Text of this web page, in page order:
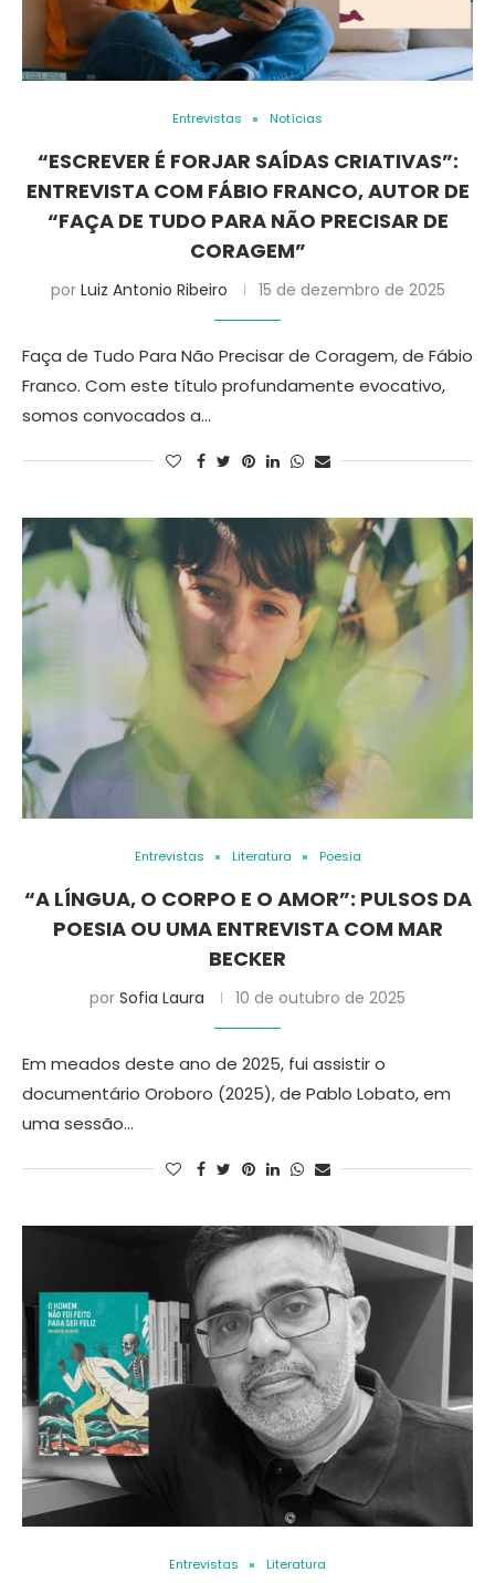
Entrevistas Notícias
“ESCREVER É FORJAR SAÍDAS CRIATIVAS”:
ENTREVISTA COM FÁBIO FRANCO, AUTOR DE
“FAÇA DE TUDO PARA NÃO PRECISAR DE
CORAGEM”
por Luiz Antonio Ribeiro 15 de dezembro de 2025
Faça de Tudo Para Não Precisar de Coragem, de Fábio
Franco. Com este título profundamente evocativo,
somos convocados a…
Entrevistas Literatura Poesia
“A LÍNGUA, O CORPO E O AMOR”: PULSOS DA
POESIA OU UMA ENTREVISTA COM MAR
BECKER
por Sofia Laura 10 de outubro de 2025
Em meados deste ano de 2025, fui assistir o
documentário Oroboro (2025), de Pablo Lobato, em
uma sessão…
Entrevistas Literatura